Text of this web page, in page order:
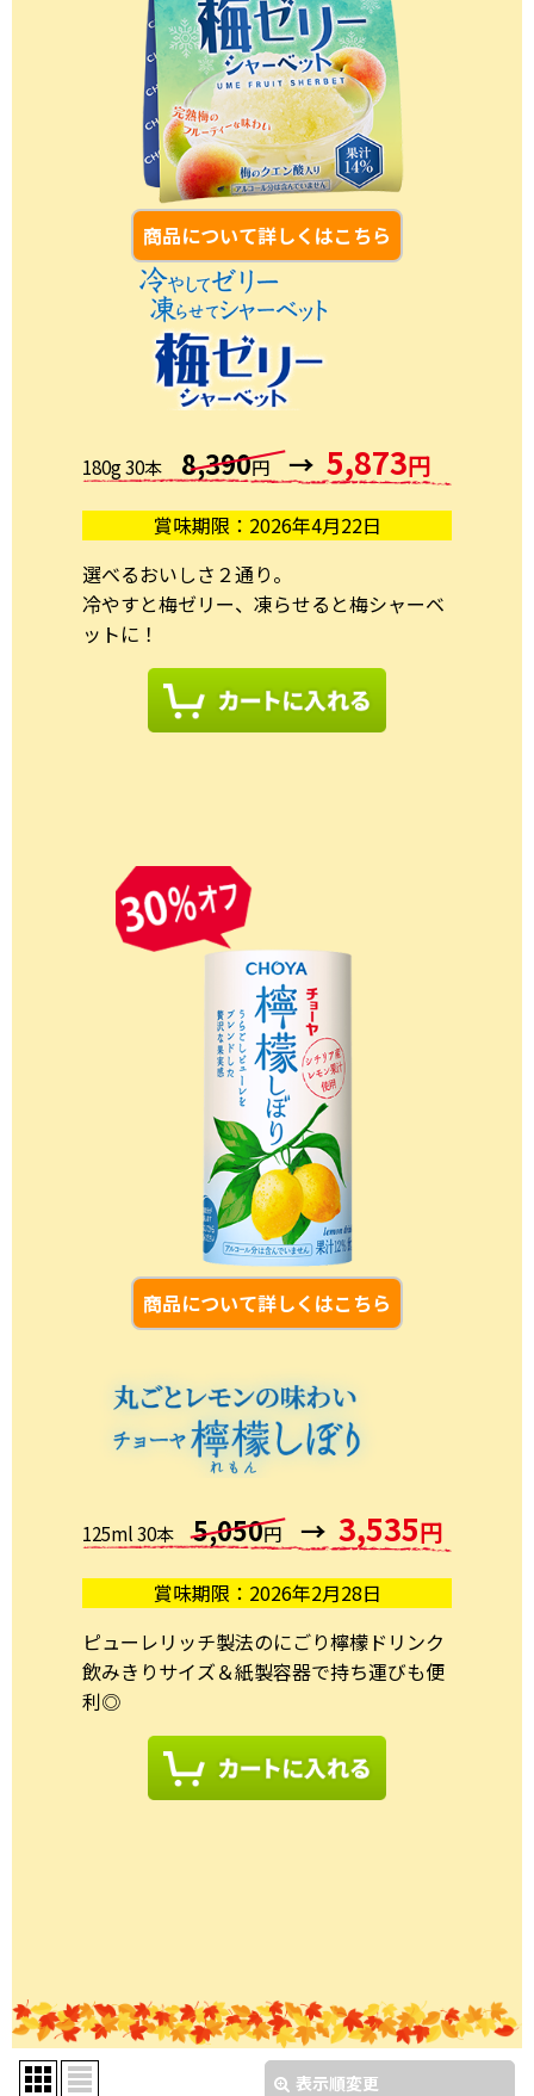
商品について詳しくはこちら
180g 30本 8,390円 → 5,873円
賞味期限：2026年4月22日
選べるおいしさ２通り。
冷やすと梅ゼリー、凍らせると梅シャーベ
ットに！
商品について詳しくはこちら
125ml 30本 5,050円 → 3,535円
賞味期限：2026年2月28日
ピューレリッチ製法のにごり檸檬ドリンク
飲みきりサイズ＆紙製容器で持ち運びも便
利◎
表示順変更